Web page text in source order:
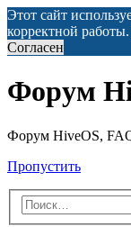
Этот сайт
корректной работы.
Согласен
Форум
Форум HiveOS,
Пропустить